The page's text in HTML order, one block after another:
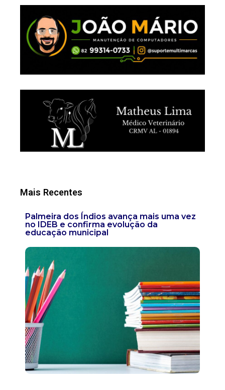
Mais Recentes
Palmeira dos Índios avança mais uma vez
no IDEB e confirma evolução da
educação municipal